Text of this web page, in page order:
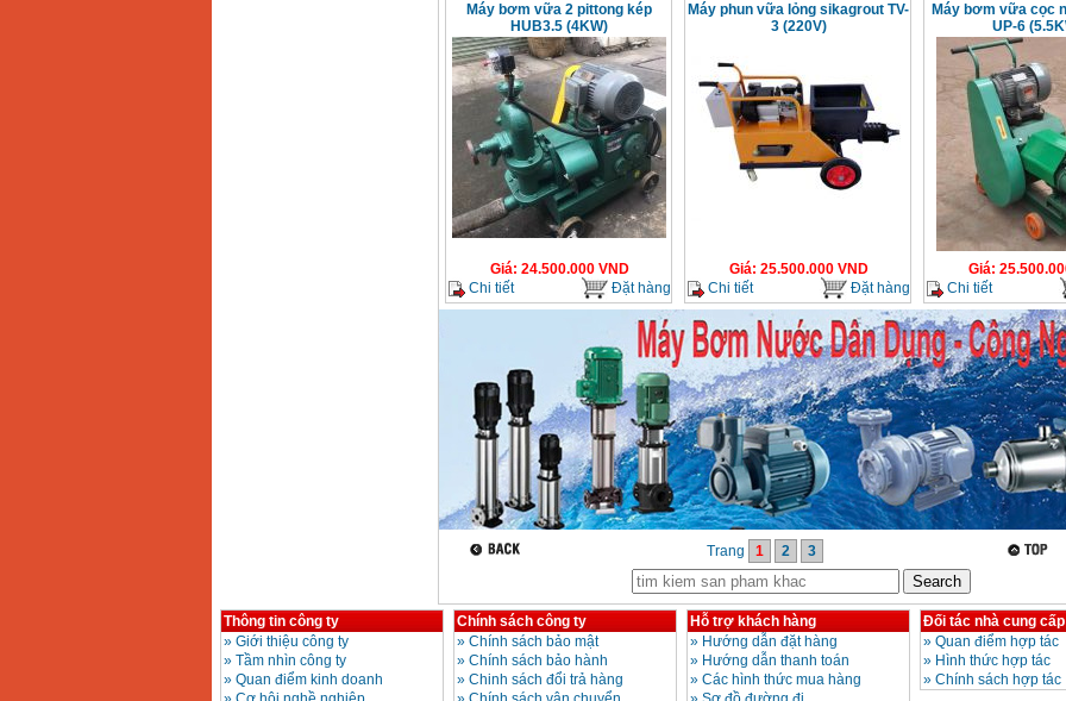
Máy khoan Bosch
GSB 16RE (750W)
Giá
1850000
Máy bơm vữa 2 pittong kép
HUB3.5 (4KW)
Giá: 24.500.000VND
Chi tiết
Đặt hàng
Máy phun vữa lỏng sikagrout TV-
3 (220V)
Giá: 25.500.000VND
Chi tiết
Đặt hàng
Máy bơm vữa cọc
UP-6
Giá:
Chi tiết
Trang 1 2 3
Thông tin công ty
» Giới thiệu công ty
» Tầm nhìn công ty
» Quan điểm kinh doanh
Chính sách công ty
» Chính sách bảo mật
» Chính sách bảo hành
» Chinh sách đổi trả hàng
Hỗ trợ khách hàng
» Hướng dẫn đặt hàng
» Hướng dẫn thanh toán
» Các hình thức mua hàng
Đối tác nhà cung cấp
» Quan điểm hợp tác
» Hình thức hợp tác
» Chính sách hợp tác